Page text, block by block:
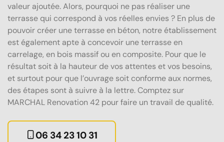
valeur ajoutée. Alors, pourquoi ne pas réaliser une
terrasse qui correspond à vos réelles envies ? En plus de
pouvoir créer une terrasse en béton, notre établissement
est également apte à concevoir une terrasse en
carrelage, en bois massif ou en composite. Pour que le
résultat soit à la hauteur de vos attentes et vos besoins,
et surtout pour que l’ouvrage soit conforme aux normes,
des étapes sont à suivre à la lettre. Comptez sur
MARCHAL Renovation 42 pour faire un travail de qualité.
06 34 23 10 31